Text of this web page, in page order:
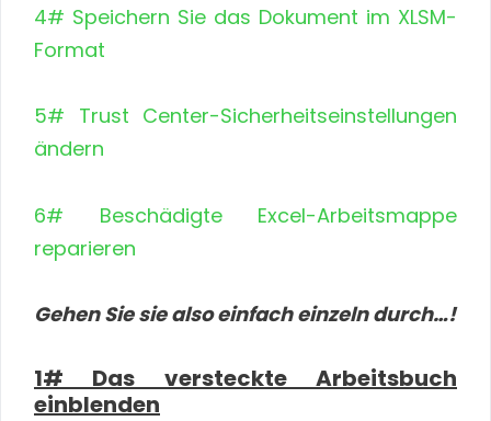
4# Speichern Sie das Dokument im XLSM-
Format
5# Trust Center-Sicherheitseinstellungen
ändern
6# Beschädigte Excel-Arbeitsmappe
reparieren
Gehen Sie sie also einfach einzeln durch…!
1# Das versteckte Arbeitsbuch
einblenden